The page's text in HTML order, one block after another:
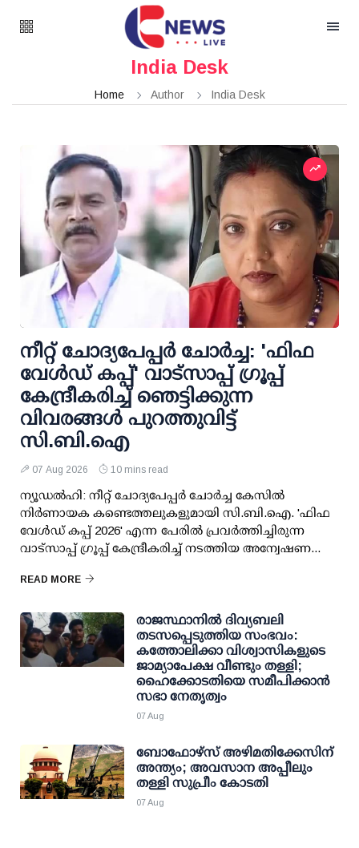
India Desk
Home Author India Desk
നീറ്റ് ചോദ്യപേപ്പര്‍ ചോര്‍ച്ച: 'ഫിഫ
വേള്‍ഡ് കപ്പ്' വാട്സാപ്പ് ഗ്രൂപ്പ്
കേന്ദ്രീകരിച്ച് ഞെട്ടിക്കുന്ന
വിവരങ്ങള്‍ പുറത്തുവിട്ട്
സി.ബി.ഐ
07 Aug 2026 10 mins read
ന്യൂഡല്‍ഹി: നീറ്റ് ചോദ്യപേപ്പര്‍ ചോര്‍ച്ച കേസില്‍
നിര്‍ണായക കണ്ടെത്തലുകളുമായി സി.ബി.ഐ. 'ഫിഫ
വേള്‍ഡ് കപ്പ് 2026' എന്ന പേരില്‍ പ്രവര്‍ത്തിച്ചിരുന്ന
വാട്സാപ്പ് ഗ്രൂപ്പ് കേന്ദ്രീകരിച്ച് നടത്തിയ അന്വേഷണ...
READ MORE
രാജസ്ഥാനിൽ ദിവ്യബലി
തടസപ്പെടുത്തിയ സംഭവം:
കത്തോലിക്കാ വിശ്വാസികളുടെ
ജാമ്യാപേക്ഷ വീണ്ടും തള്ളി;
ഹൈക്കോടതിയെ സമീപിക്കാൻ
സഭാ നേതൃത്വം
07 Aug
ബോഫോഴ്സ് അഴിമതിക്കേസിന്
അന്ത്യം; അവസാന അപ്പീലും
തള്ളി സുപ്രീം കോടതി
07 Aug